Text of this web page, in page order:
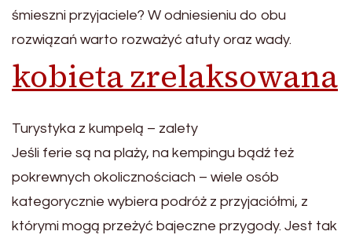
śmieszni przyjaciele? W odniesieniu do obu
rozwiązań warto rozważyć atuty oraz wady.
kobieta zrelaksowana
Turystyka z kumpelą – zalety
Jeśli ferie są na plaży, na kempingu bądź też
pokrewnych okolicznościach – wiele osób
kategorycznie wybiera podróż z przyjaciółmi, z
którymi mogą przeżyć bajeczne przygody. Jest tak